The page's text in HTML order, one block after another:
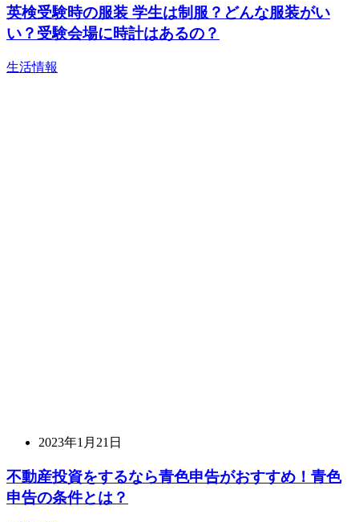
英検受験時の服装 学生は制服？どんな服装がい
い？受験会場に時計はあるの？
生活情報
2023年1月21日
不動産投資をするなら青色申告がおすすめ！青色
申告の条件とは？